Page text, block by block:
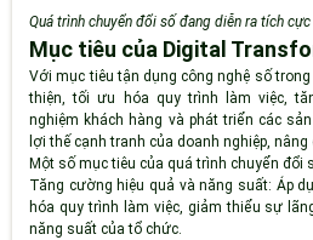
Quá trình chuyển đổi số đang diễn ra tích
Mục tiêu của Digital
Với mục tiêu tận dụng công nghệ số
thiện, tối ưu hóa quy trình làm việc,
nghiệm khách hàng và phát triển các
lợi thế cạnh tranh của doanh nghiệp,
Một số mục tiêu của quá trình chuyển đổi
Tăng cường hiệu quả và năng suất: Áp
hóa quy trình làm việc, giảm thiểu sự
năng suất của tổ chức.